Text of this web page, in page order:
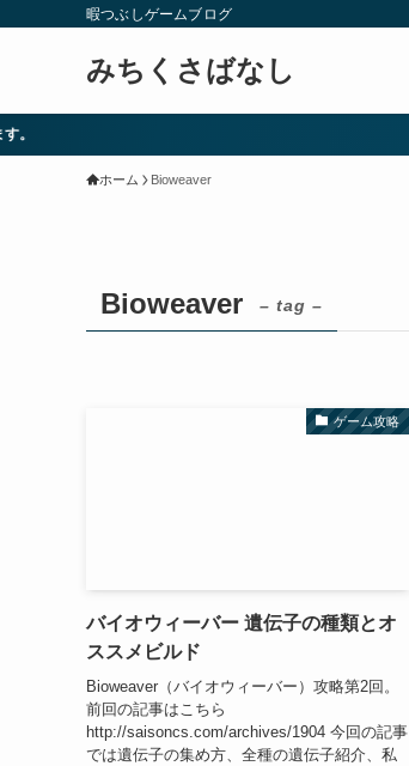
暇つぶしゲームブログ
みちくさばなし
ホーム Bioweaver
Bioweaver – tag –
ゲーム攻略
バイオウィーバー 遺伝子の種類とオ
ススメビルド
Bioweaver（バイオウィーバー）攻略第2回。
前回の記事はこちら
http://saisoncs.com/archives/1904 今回の記事
では遺伝子の集め方、全種の遺伝子紹介、私